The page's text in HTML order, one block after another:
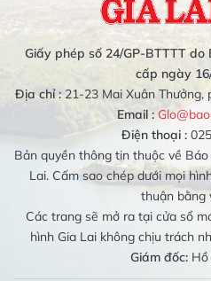
Giấy phép số 24/GP-BTTTT
cấp ngày
Địa chỉ :21-23 Mai Xuân Thưởng,
Email :
Điện thoại :
Bản quyền thông tin thuộc về
Lai. Cấm sao chép dưới mọi
thuận bằng
Các trang sẽ mở ra tại cửa sổ
hình Gia Lai không chịu trách
Giám đốc:Hồ